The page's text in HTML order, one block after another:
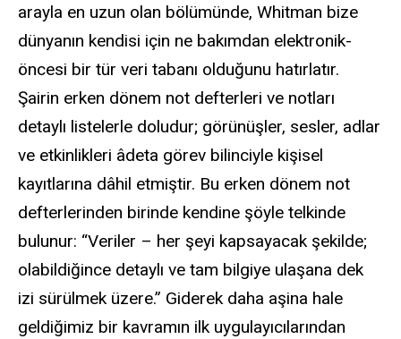
arayla en uzun olan bölümünde, Whitman bize
dünyanın kendisi için ne bakımdan elektronik-
öncesi bir tür veri tabanı olduğunu hatırlatır.
Şairin erken dönem not defterleri ve notları
detaylı listelerle doludur; görünüşler, sesler, adlar
ve etkinlikleri âdeta görev bilinciyle kişisel
kayıtlarına dâhil etmiştir. Bu erken dönem not
defterlerinden birinde kendine şöyle telkinde
bulunur: “Veriler – her şeyi kapsayacak şekilde;
olabildiğince detaylı ve tam bilgiye ulaşana dek
izi sürülmek üzere.” Giderek daha aşina hale
geldiğimiz bir kavramın ilk uygulayıcılarından